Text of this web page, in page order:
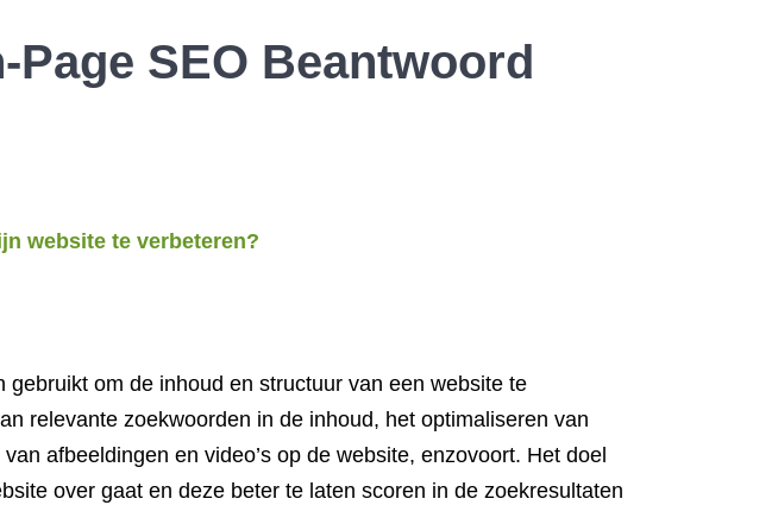
Page SEO Beantwoord
website te verbeteren?
om de inhoud en structuur van een website te
relevante zoekwoorden in de inhoud, het optimaliseren van
afbeeldingen en video’s op de website, enzovoort. Het doel
over gaat en deze beter te laten scoren in de zoekresultaten